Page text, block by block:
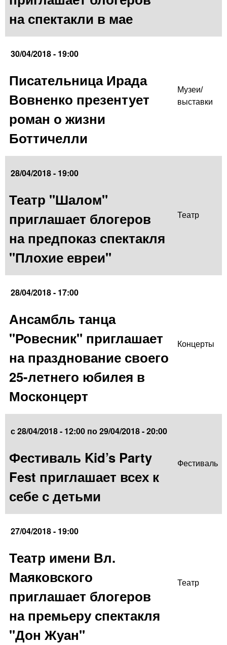
на спектакли в мае
30/04/2018 - 19:00
Писательница Ирада
Вовненко презентует
роман о жизни
Боттичелли
Музеи/
выставки
28/04/2018 - 19:00
Театр "Шалом"
приглашает блогеров
на предпоказ спектакля
"Плохие евреи"
Театр
28/04/2018 - 17:00
Ансамбль танца
"Ровесник" приглашает
на празднование своего
25-летнего юбилея в
Москонцерт
Концерты
с28/04/2018 - 12:00 по29/04/2018 - 20:00
Фестиваль Kid’s Party
Fest приглашает всех к
себе с детьми
Фестиваль
27/04/2018 - 19:00
Театр имени Вл.
Маяковского
приглашает блогеров
на премьеру спектакля
"Дон Жуан"
Театр